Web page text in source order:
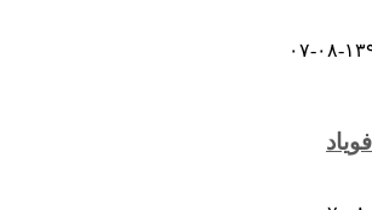
۰۸-۰۷